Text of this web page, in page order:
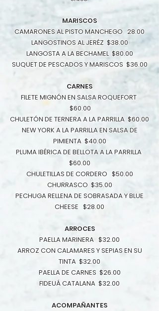
MARISCOS
CAMARONES AL PISTO MANCHEGO 28.00
LANGOSTINOS AL JERÉZ $38.00
LANGOSTA A LA BECHAMEL $80.00
SUQUET DE PESCADOS Y MARISCOS $36.00
CARNES
FILETE MIGNÓN EN SALSA ROQUEFORT
$60.00
CHULETÓN DE TERNERA A LA PARRILLA $60.00
NEW YORK A LA PARRILLA EN SALSA DE
PIMIENTA $40.00
PLUMA IBÉRICA DE BELLOTA A LA PARRILLA
$60.00
CHULETILLAS DE CORDERO $50.00
CHURRASCO $35.00
PECHUGA RELLENA DE SOBRASADA Y BLUE
CHEESE $28.00
ARROCES
PAELLA MARINERA $32.00
ARROZ CON CALAMARES Y SEPIAS EN SU
TINTA $32.00
PAELLA DE CARNES $26.00
FIDEUÁ CATALANA $32.00
ACOMPAÑANTES